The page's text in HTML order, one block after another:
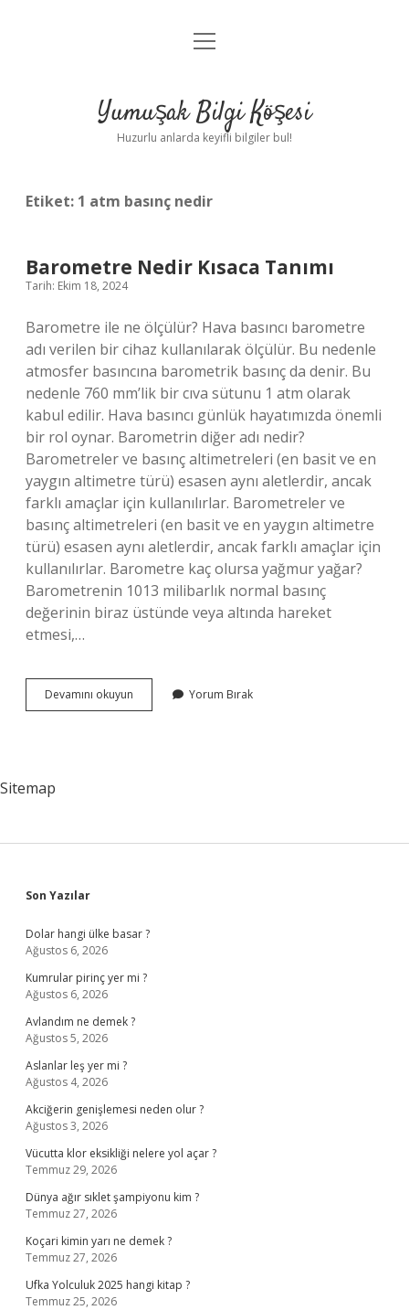
Anasayfa
Yasal Uyarı
menüyü
Yumuşak Bilgi Köşesi
Huzurlu anlarda keyifli bilgiler bul!
Etiket: 1 atm basınç nedir
Barometre Nedir Kısaca Tanımı
Tarih: Ekim 18, 2024
Barometre ile ne ölçülür? Hava basıncı barometre
adı verilen bir cihaz kullanılarak ölçülür. Bu nedenle
atmosfer basıncına barometrik basınç da denir. Bu
nedenle 760 mm’lik bir cıva sütunu 1 atm olarak
kabul edilir. Hava basıncı günlük hayatımızda önemli
bir rol oynar. Barometrin diğer adı nedir?
Barometreler ve basınç altimetreleri (en basit ve en
yaygın altimetre türü) esasen aynı aletlerdir, ancak
farklı amaçlar için kullanılırlar. Barometreler ve
basınç altimetreleri (en basit ve en yaygın altimetre
türü) esasen aynı aletlerdir, ancak farklı amaçlar için
kullanılırlar. Barometre kaç olursa yağmur yağar?
Barometrenin 1013 milibarlık normal basınç
değerinin biraz üstünde veya altında hareket
etmesi,…
Devamını okuyun Barometre
Nedir
Yorum Bırak
Sitemap
Sidebar
Son Yazılar
Dolar hangi ülke basar ?
Ağustos 6, 2026
Kumrular pirinç yer mi ?
Ağustos 6, 2026
Avlandım ne demek ?
Ağustos 5, 2026
Aslanlar leş yer mi ?
Ağustos 4, 2026
Akciğerin genişlemesi neden olur ?
Ağustos 3, 2026
Vücutta klor eksikliği nelere yol açar ?
Temmuz 29, 2026
Dünya ağır sıklet şampiyonu kim ?
Temmuz 27, 2026
Koçari kimin yarı ne demek ?
Temmuz 27, 2026
Ufka Yolculuk 2025 hangi kitap ?
Temmuz 25, 2026